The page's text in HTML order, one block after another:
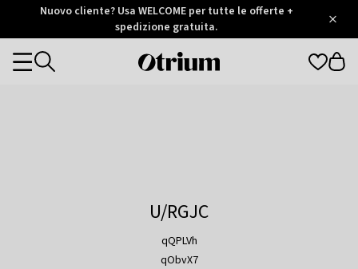
Otrium
Trustpilot
Nuovo cliente? Usa WELCOME per tutte le offerte +
spedizione gratuita.
Otrium
Categories
U/RGJC
qQPLVh
qObvX7